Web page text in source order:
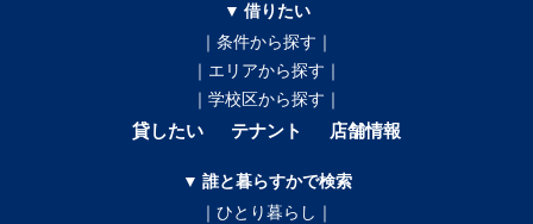
▼ 借りたい
｜条件から探す｜
｜エリアから探す｜
｜学校区から探す｜
貸したい テナント 店舗情報
▼ 誰と暮らすかで検索
｜ひとり暮らし｜